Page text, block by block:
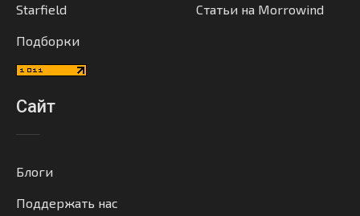
Starfield
Подборки
Статьи на Morrowind
Сайт
Блоги
Поддержать нас